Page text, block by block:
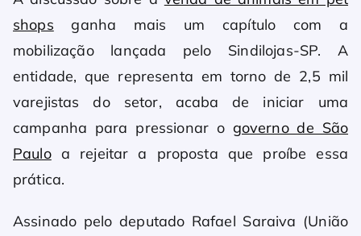
shops ganha mais um capítulo com a
mobilização lançada pelo Sindilojas-SP. A
entidade, que representa em torno de 2,5 mil
varejistas do setor, acaba de iniciar uma
campanha para pressionar o governo de São
Pauloa rejeitar a proposta que proíbe essa
prática.
Assinado pelo deputado Rafael Saraiva (União